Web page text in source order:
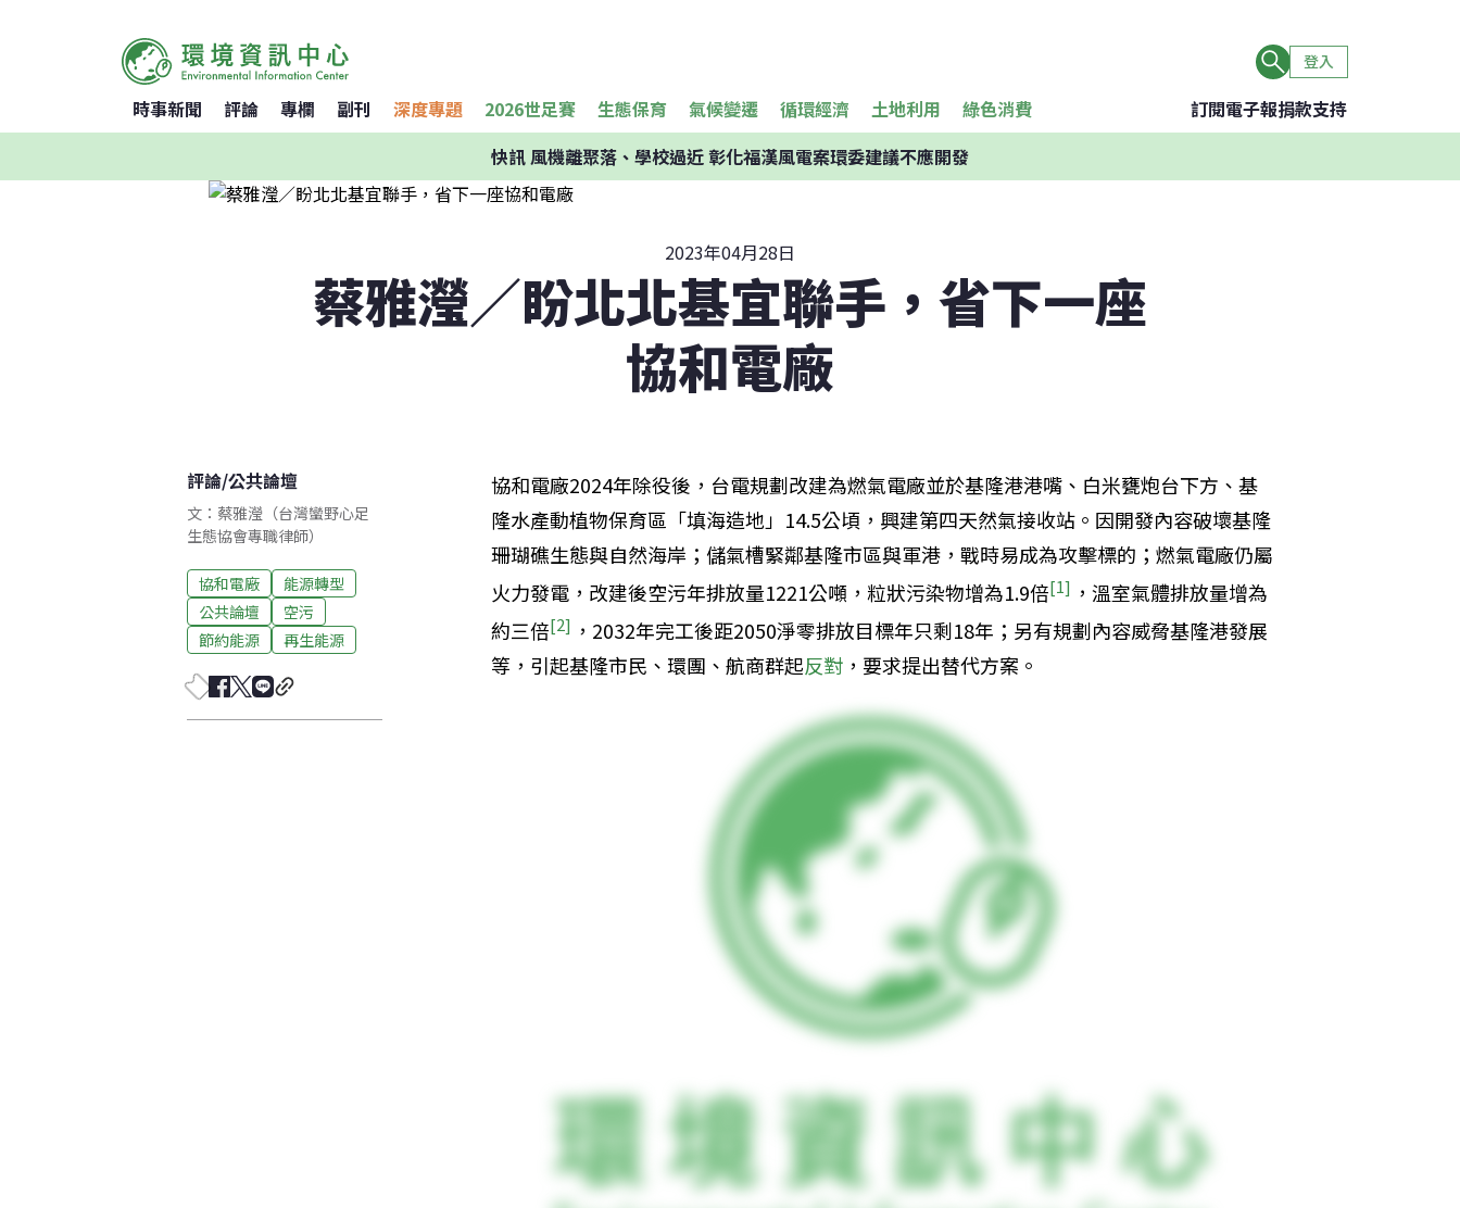
登入
時事新聞 評論 專欄 副刊 深度專題 2026世足賽 生態保育 氣候變遷 循環經濟 土地利用 綠色消費 訂閱電子報捐款支持
快訊風機離聚落、學校過近 彰化福漢風電案環委建議不應開發
2023年04月28日
蔡雅瀅／盼北北基宜聯手，省下一座
協和電廠
評論/公共論壇
文：蔡雅瀅（台灣蠻野心足
生態協會專職律師）
協和電廠
能源轉型
公共論壇
空污
節約能源
再生能源
協和電廠2024年除役後，台電規劃改建為燃氣電廠並於基隆港港嘴、白米甕炮台下方、基
隆水產動植物保育區「填海造地」14.5公頃，興建第四天然氣接收站。因開發內容破壞基隆
珊瑚礁生態與自然海岸；儲氣槽緊鄰基隆市區與軍港，戰時易成為攻擊標的；燃氣電廠仍屬
火力發電，改建後空污年排放量1221公噸，粒狀污染物增為1.9倍[1] ，溫室氣體排放量增為
約三倍[2] ，2032年完工後距2050淨零排放目標年只剩18年；另有規劃內容威脅基隆港發展
等，引起基隆市民、環團、航商群起反對 ，要求提出替代方案。